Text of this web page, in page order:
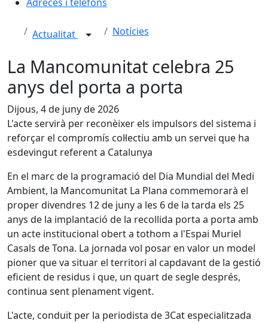
Actualitat Notícies
La Mancomunitat celebra 25
anys del porta a porta
Dijous, 4 de juny de 2026
L'acte servirà per reconèixer els impulsors del sistema i
reforçar el compromís col·lectiu amb un servei que ha
esdevingut referent a Catalunya
En el marc de la programació del Dia Mundial del Medi
Ambient, la Mancomunitat La Plana commemorarà el
proper divendres 12 de juny a les 6 de la tarda els 25
anys de la implantació de la recollida porta a porta amb
un acte institucional obert a tothom a l'Espai Muriel
Casals de Tona. La jornada vol posar en valor un model
pioner que va situar el territori al capdavant de la gestió
eficient de residus i que, un quart de segle després,
continua sent plenament vigent.
L'acte, conduït per la periodista de 3Cat especialitzada